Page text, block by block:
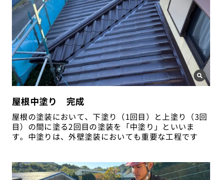
屋根中塗り 完成
屋根の塗装において、下塗り（1回目）と上塗り（3回
目）の間に塗る2回目の塗装を「中塗り」といいま
す。中塗りは、外壁塗装においても重要な工程です